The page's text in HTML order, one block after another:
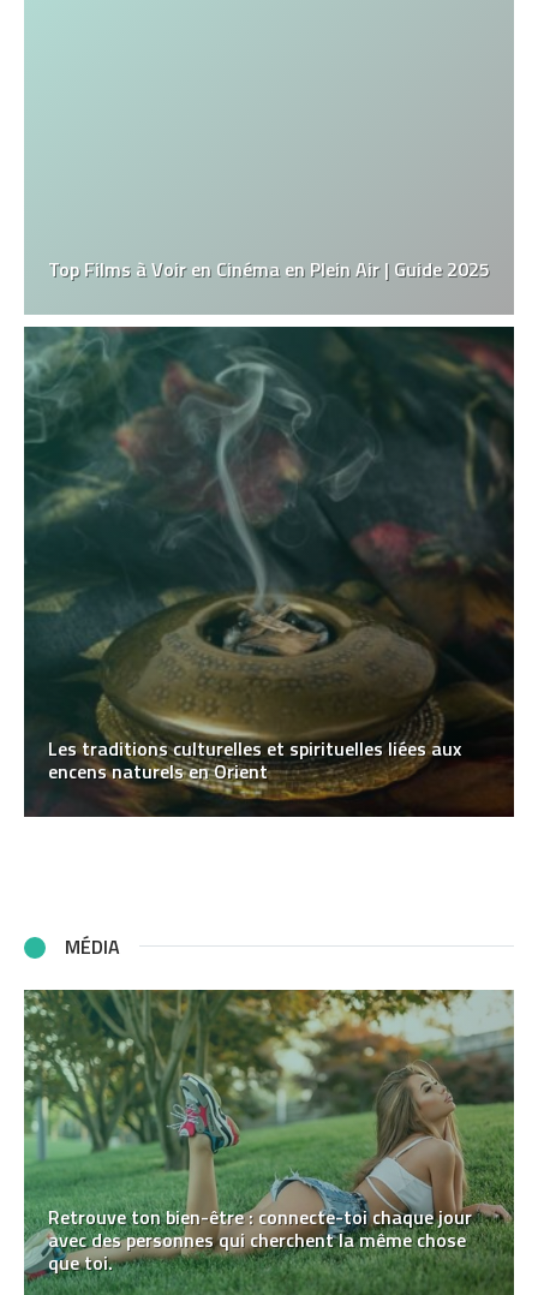
Top Films à Voir en Cinéma en Plein Air | Guide 2025
Les traditions culturelles et spirituelles liées aux
encens naturels en Orient
MÉDIA
Retrouve ton bien-être : connecte-toi chaque jour
avec des personnes qui cherchent la même chose
que toi.